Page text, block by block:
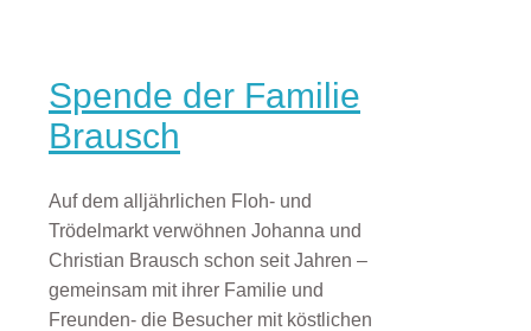
Spende der Familie
Brausch
Auf dem alljährlichen Floh- und
Trödelmarkt verwöhnen Johanna und
Christian Brausch schon seit Jahren –
gemeinsam mit ihrer Familie und
Freunden- die Besucher mit köstlichen